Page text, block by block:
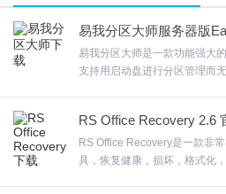
3.检查包括：4k对齐，NCQ，TRIM
R。 T。
4.速度测试：可以帮助您测试自己电脑
形成对比，查看自己需要提升的方案。
测试，可以了解系统中是否支持3D图
UserBenchmark软件亮点
易我分区大师是一款功能强大
支持用启动盘进行分区管理而
欢迎来合众软件园下载体验。
RS Office Recovery 2.6
RS Office Recovery是一款非
具，恢复健康，损坏，格式化